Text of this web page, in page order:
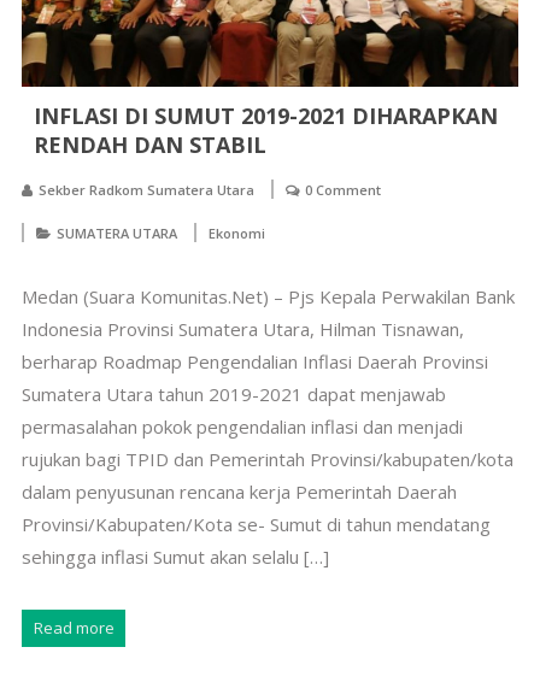
INFLASI DI SUMUT 2019-2021 DIHARAPKAN
RENDAH DAN STABIL
Sekber Radkom Sumatera Utara 0 Comment
SUMATERA UTARA Ekonomi
Medan (Suara Komunitas.Net) – Pjs Kepala Perwakilan Bank
Indonesia Provinsi Sumatera Utara, Hilman Tisnawan,
berharap Roadmap Pengendalian Inflasi Daerah Provinsi
Sumatera Utara tahun 2019-2021 dapat menjawab
permasalahan pokok pengendalian inflasi dan menjadi
rujukan bagi TPID dan Pemerintah Provinsi/kabupaten/kota
dalam penyusunan rencana kerja Pemerintah Daerah
Provinsi/Kabupaten/Kota se- Sumut di tahun mendatang
sehingga inflasi Sumut akan selalu […]
Read more